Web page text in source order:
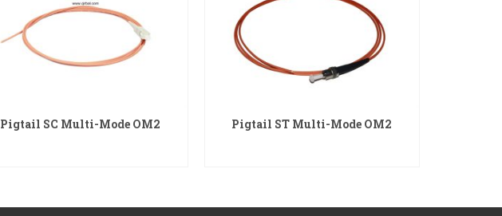
Pigtail SC Multi-Mode OM2 Pigtail ST Multi-Mode OM2